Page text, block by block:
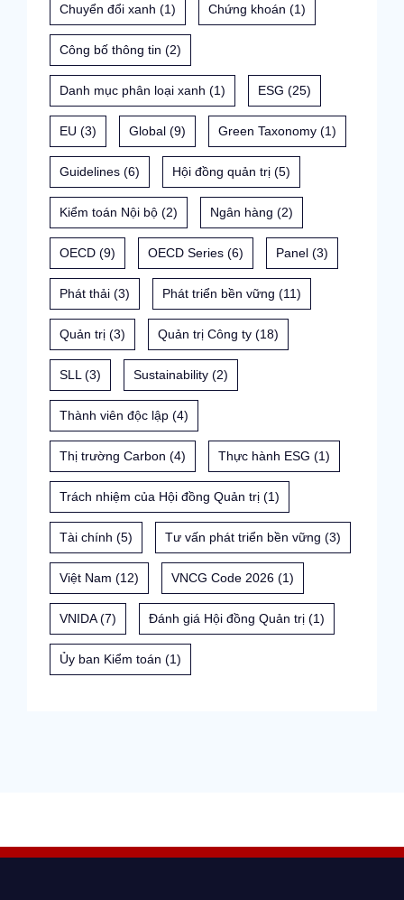
Chuyển đổi xanh (1) Chứng khoán (1)
Công bố thông tin (2)
Danh mục phân loại xanh (1) ESG (25)
EU (3) Global (9) Green Taxonomy (1)
Guidelines (6) Hội đồng quản trị (5)
Kiểm toán Nội bộ (2) Ngân hàng (2)
OECD (9) OECD Series (6) Panel (3)
Phát thải (3) Phát triển bền vững (11)
Quản trị (3) Quản trị Công ty (18)
SLL (3) Sustainability (2)
Thành viên độc lập (4)
Thị trường Carbon (4) Thực hành ESG (1)
Trách nhiệm của Hội đồng Quản trị (1)
Tài chính (5) Tư vấn phát triển bền vững (3)
Việt Nam (12) VNCG Code 2026 (1)
VNIDA(7) Đánh giá Hội đồng Quản trị (1)
Ủy ban Kiểm toán (1)